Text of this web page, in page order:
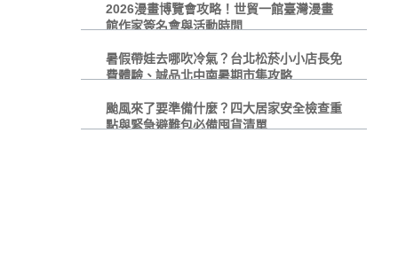
2026漫畫博覽會攻略！世貿一館臺灣漫畫
館作家簽名會與活動時間
暑假帶娃去哪吹冷氣？台北松菸小小店長免
費體驗、誠品北中南暑期市集攻略
颱風來了要準備什麼？四大居家安全檢查重
點與緊急避難包必備囤貨清單